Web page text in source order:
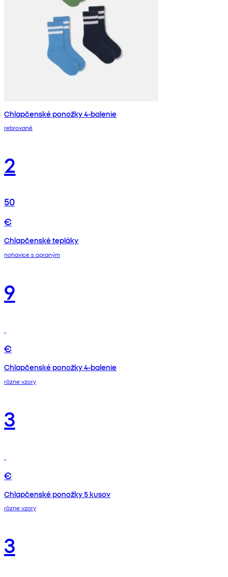
Chlapčenské ponožky 4-balenie
rebrované
2
50
€
Chlapčenské tepláky
nohavice s opraným
9
€
Chlapčenské ponožky 4-balenie
rôzne vzory
3
€
Chlapčenské ponožky 5 kusov
rôzne vzory
3